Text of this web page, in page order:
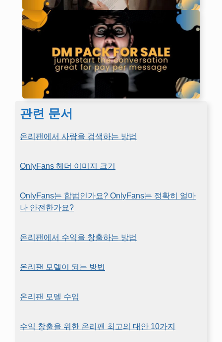
관련 문서
온리팬에서 사람을 검색하는 방법
OnlyFans 헤더 이미지 크기
OnlyFans는 합법인가요? OnlyFans는 정확히 얼마
나 안전한가요?
온리팬에서 수익을 창출하는 방법
온리팬 모델이 되는 방법
온리팬 모델 수입
수익 창출을 위한 온리팬 최고의 대안 10가지